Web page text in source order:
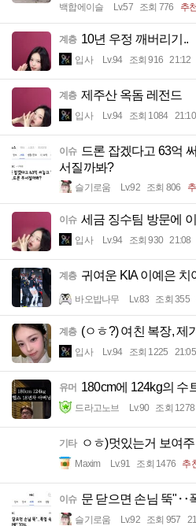
백합에이슬 Lv.57 조회 776 추
계층 10년 우정 깨버리기..
입사 Lv.94 조회 916 21:12
계층 제주산 옥돔 레전드
입사 Lv.94 조회 1084 21:10
이슈 드론 잡겠다고 63억
서질까봐?
슬기로움 Lv.92 조회 806
이슈 세금 징수팀 방문에
입사 Lv.94 조회 930 21:08
계층 귀여운 KIA 이예은 치
바오밥나무 Lv.83 조회 355
계층 (ㅇㅎ?) 여친 복장, 제
입사 Lv.94 조회 1225 21:05
유머 180cm에 124kg의 수
드라고노브 Lv.90 조회 1278
기타 ㅇㅎ)멋있는거 보여
Maxim Lv.91 조회 1476 추
이슈 문 닫으면 손님 뚝"‥
슬기로움 Lv.92 조회 957